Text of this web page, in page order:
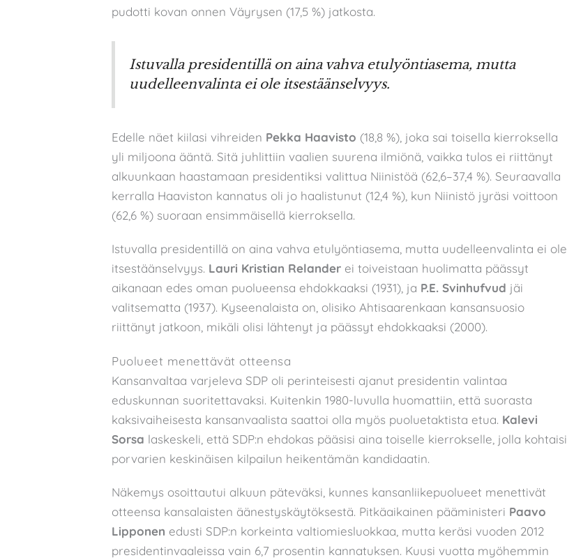
pudotti kovan onnen Väyrysen (17,5 %) jatkosta.
Istuvalla presidentillä on aina vahva etulyöntiasema, mutta
uudelleenvalinta ei ole itsestäänselvyys.
Edelle näet kiilasi vihreiden Pekka Haavisto (18,8 %), joka sai toisella kierroksella
yli miljoona ääntä. Sitä juhlittiin vaalien suurena ilmiönä, vaikka tulos ei riittänyt
alkuunkaan haastamaan presidentiksi valittua Niinistöä (62,6–37,4 %). Seuraavalla
kerralla Haaviston kannatus oli jo haalistunut (12,4 %), kun Niinistö jyräsi voittoon
(62,6 %) suoraan ensimmäisellä kierroksella.
Istuvalla presidentillä on aina vahva etulyöntiasema, mutta uudelleenvalinta ei ole
itsestäänselvyys. Lauri Kristian Relander ei toiveistaan huolimatta päässyt
aikanaan edes oman puolueensa ehdokkaaksi (1931), ja P.E. Svinhufvud jäi
valitsematta (1937). Kyseenalaista on, olisiko Ahtisaarenkaan kansansuosio
riittänyt jatkoon, mikäli olisi lähtenyt ja päässyt ehdokkaaksi (2000).
Puolueet menettävät otteensa
Kansanvaltaa varjeleva SDP oli perinteisesti ajanut presidentin valintaa
eduskunnan suoritettavaksi. Kuitenkin 1980-luvulla huomattiin, että suorasta
kaksivaiheisesta kansanvaalista saattoi olla myös puoluetaktista etua. Kalevi
Sorsa laskeskeli, että SDP:n ehdokas pääsisi aina toiselle kierrokselle, jolla kohtaisi
porvarien keskinäisen kilpailun heikentämän kandidaatin.
Näkemys osoittautui alkuun päteväksi, kunnes kansanliikepuolueet menettivät
otteensa kansalaisten äänestyskäytöksestä. Pitkäaikainen pääministeri Paavo
Lipponen edusti SDP:n korkeinta valtiomiesluokkaa, mutta keräsi vuoden 2012
presidentinvaaleissa vain 6,7 prosentin kannatuksen. Kuusi vuotta myöhemmin